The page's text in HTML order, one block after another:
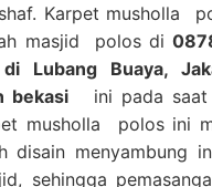
Karpet musholla
masjid polos di
Lubang Buaya,
bekasiini pada saat
musholla polos ini
menyambung
sehingga